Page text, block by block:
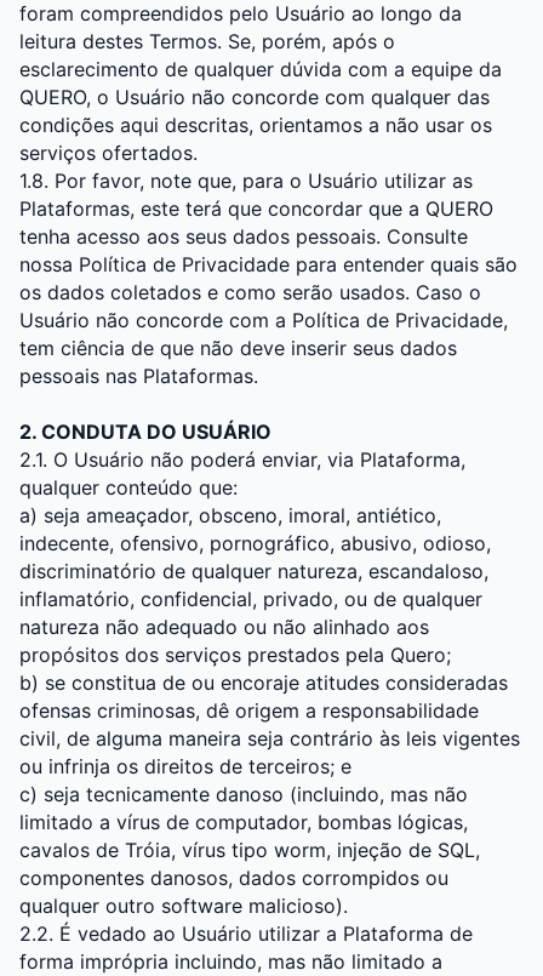
foram compreendidos pelo Usuário ao longo da
leitura destes Termos. Se, porém, após o
esclarecimento de qualquer dúvida com a equipe da
QUERO, o Usuário não concorde com qualquer das
condições aqui descritas, orientamos a não usar os
serviços ofertados.
1.8. Por favor, note que, para o Usuário utilizar as
Plataformas, este terá que concordar que a QUERO
tenha acesso aos seus dados pessoais. Consulte
nossa Política de Privacidade para entender quais são
os dados coletados e como serão usados. Caso o
Usuário não concorde com a Política de Privacidade,
tem ciência de que não deve inserir seus dados
pessoais nas Plataformas.
2. CONDUTA DO USUÁRIO
2.1. O Usuário não poderá enviar, via Plataforma,
qualquer conteúdo que:
a) seja ameaçador, obsceno, imoral, antiético,
indecente, ofensivo, pornográfico, abusivo, odioso,
discriminatório de qualquer natureza, escandaloso,
inflamatório, confidencial, privado, ou de qualquer
natureza não adequado ou não alinhado aos
propósitos dos serviços prestados pela Quero;
b) se constitua de ou encoraje atitudes consideradas
ofensas criminosas, dê origem a responsabilidade
civil, de alguma maneira seja contrário às leis vigentes
ou infrinja os direitos de terceiros; e
c) seja tecnicamente danoso (incluindo, mas não
limitado a vírus de computador, bombas lógicas,
cavalos de Tróia, vírus tipo worm, injeção de SQL,
componentes danosos, dados corrompidos ou
qualquer outro software malicioso).
2.2. É vedado ao Usuário utilizar a Plataforma de
forma imprópria incluindo, mas não limitado a